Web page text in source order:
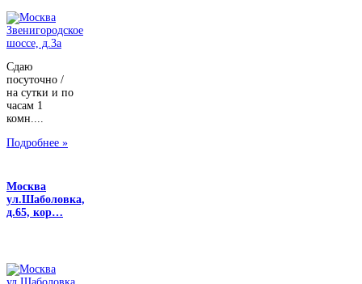
Сдаю
посуточно /
на сутки и по
часам 1
комн....
Подробнее »
Москва
ул.Шаболовка,
д.65, кор…